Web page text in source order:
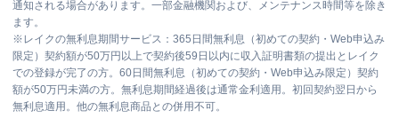
通知される場合があります。一部金融機関および、メンテナンス時間等を除き
ます。
※ レイクの無利息期間サービス：365日間無利息（初めての契約・Web申込み
限定）契約額が50万円以上で契約後59日以内に収入証明書類の提出とレイク
での登録が完了の方。60日間無利息（初めての契約・Web申込み限定）契約
額が50万円未満の方。無利息期間経過後は通常金利適用。初回契約翌日から
無利息適用。他の無利息商品との併用不可。